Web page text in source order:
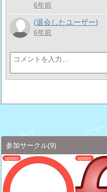
6年前
(退会したユーザー)
6年前
参加サークル(9)